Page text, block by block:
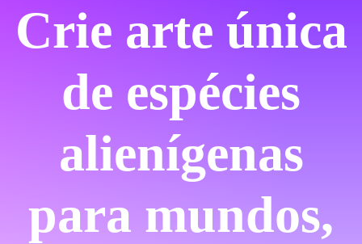
Crie arte única
de espécies
alienígenas
para mundos,